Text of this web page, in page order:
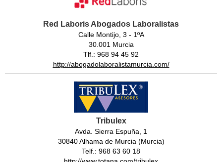
Red Laboris Abogados Laboralistas
Calle Montijo, 3 - 1ºA
30.001 Murcia
Tlf.: 968 94 45 92
http://abogadolaboralistamurcia.com/
Tribulex
Avda. Sierra Espuña, 1
30840 Alhama de Murcia (Murcia)
Telf.: 968 63 60 18